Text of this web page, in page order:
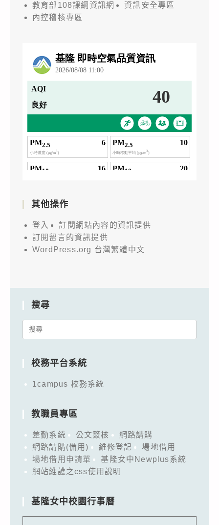
教育部108課綱資訊網
資訊安全專區
內控稽核專區
其他操作
登入
訂閱網站內容的資訊提供
訂閱留言的資訊提供
WordPress.org 台灣繁體中文
搜尋
Search
校務平台系統
1campus 校務系統
教職員專區
差勤系統 公文簽核
網路請購
網路請購(備用)
維修登記
場地借用
場地借用申請單
基隆女中Newplus系統
網站維護之css使用說明
基隆女中校園行事曆